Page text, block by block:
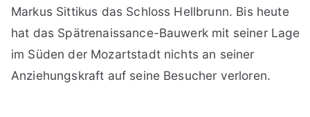
Markus Sittikus das Schloss Hellbrunn. Bis heute
hat das Spätrenaissance-Bauwerk mit seiner Lage
im Süden der Mozartstadt nichts an seiner
Anziehungskraft auf seine Besucher verloren.